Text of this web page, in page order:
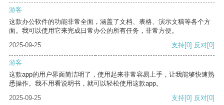
游客
这款办公软件的功能非常全面，涵盖了文档、表格、演示文稿等各个方
面。我可以使用它来完成日常办公的所有任务，非常方便。
2025-09-25
支持[0] 反对[0]
游客
这款app的用户界面简洁明了，使用起来非常容易上手，让我能够快速熟
悉操作。我不用看说明书，就可以轻松使用这款app。
2025-09-25
支持[0] 反对[0]